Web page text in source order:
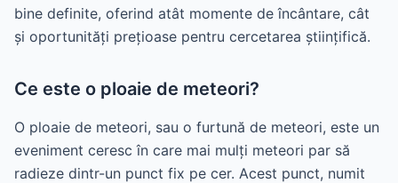
bine definite, oferind atât momente de încântare, cât
și oportunități prețioase pentru cercetarea științifică.
Ce este o ploaie de meteori?
O ploaie de meteori, sau o furtună de meteori, este un
eveniment ceresc în care mai mulți meteori par să
radieze dintr-un punct fix pe cer. Acest punct, numit